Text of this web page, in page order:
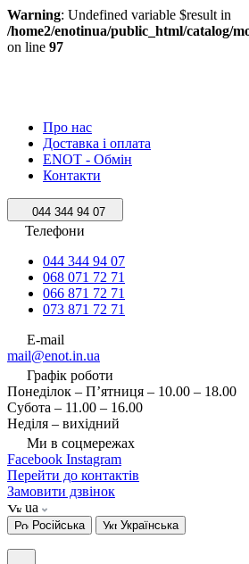
Warning: Undefined variable $result in
/home2/enotinua/public_html/catalog/
on line 97
Про нас
Доставка і оплата
ENOT - Обмін
Контакти
044 344 94 07
Телефони
044 344 94 07
068 071 72 71
066 871 72 71
073 871 72 71
E-mail
mail@enot.in.ua
Графік роботи
Понеділок – П’ятниця – 10.00 – 18.00
Субота – 11.00 – 16.00
Неділя – вихідний
Ми в соцмережах
Facebook Instagram
Перейти до контактів
Замовити дзвінок
ua
Російська Українська